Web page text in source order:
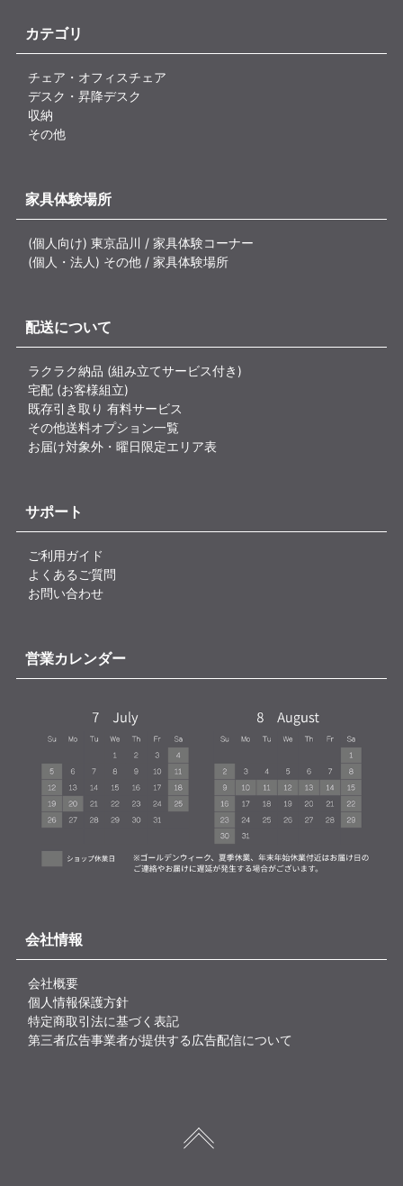
カテゴリ
チェア・オフィスチェア
デスク・昇降デスク
収納
その他
家具体験場所
(個人向け) 東京品川 / 家具体験コーナー
(個人・法人) その他 / 家具体験場所
配送について
ラクラク納品 (組み立てサービス付き)
宅配 (お客様組立)
既存引き取り 有料サービス
その他送料オプション一覧
お届け対象外・曜日限定エリア表
サポート
ご利用ガイド
よくあるご質問
お問い合わせ
営業カレンダー
会社情報
会社概要
個人情報保護方針
特定商取引法に基づく表記
第三者広告事業者が提供する広告配信について